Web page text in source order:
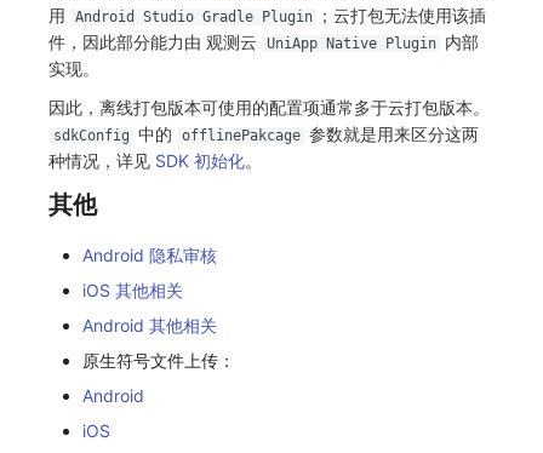
用
Android Studio Gradle Plugin
；云打包无法使用该插
件，因此部分能力由 观测云
UniApp Native Plugin
内部
实现。
因此，离线打包版本可使用的配置项通常多于云打包版本。
sdkConfig 中的 offlinePakcage 参数就是用来区分这两
种情况，详见 SDK 初始化。
其他
Android 隐私审核
iOS 其他相关
Android 其他相关
原生符号文件上传：
Android
iOS